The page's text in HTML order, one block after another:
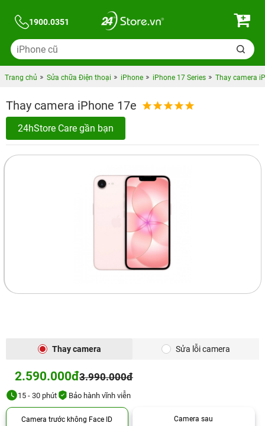
1900.0351
Trang chủ Sửa chữa Điện thoại iPhone iPhone 17 Series Thay camera
Thay camera iPhone 17e
24hStore Care gần bạn
Thay camera Sửa lỗi camera
2.590.000đ3.990.000đ
15 - 30 phút Bảo hành vĩnh viễn
Camera trước không Face ID Camera sau